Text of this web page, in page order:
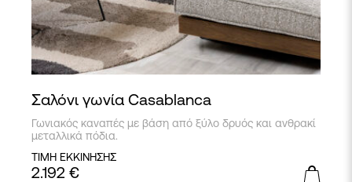
Σαλόνι γωνία Casablanca
Γωνιακός καναπές με βάση από ξύλο δρυός και ανθρακί
μεταλλικά πόδια.
ΤΙΜΗ ΕΚΚΙΝΗΣΗΣ
2.192 €